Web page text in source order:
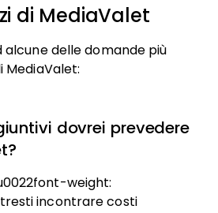
di MediaValet
alcune delle domande più
MediaValet:
dovrei prevedere
weight:
incontrare costi